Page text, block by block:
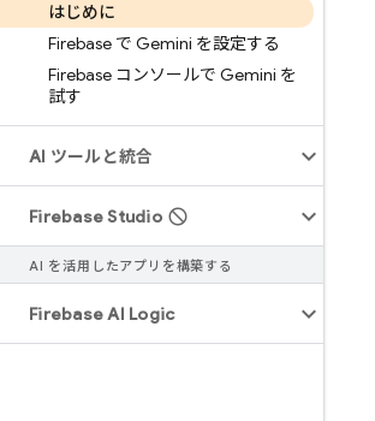
はじめに
Firebase で Gemini を設定する
Firebase コンソールで Gemini を
試す
AI ツールと統合
Firebase Studio
AI を活用したアプリを構築する
Firebase AI Logic